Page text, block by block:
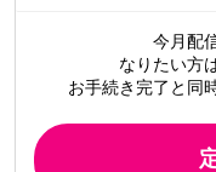
今月配
なりたい方
お手続き完了と同